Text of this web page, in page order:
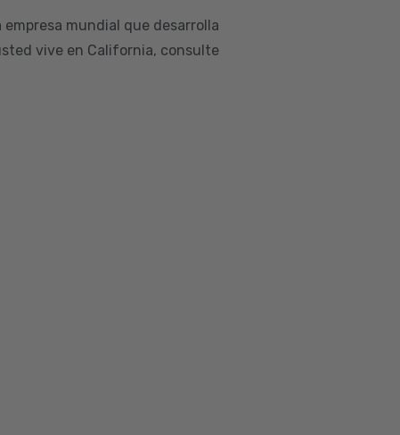
empresa mundial que desarrolla
vive en California, consulte